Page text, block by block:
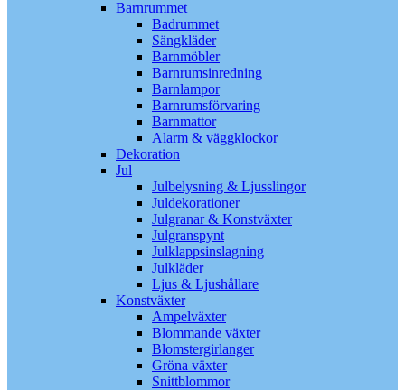
Barnrummet
Badrummet
Sängkläder
Barnmöbler
Barnrumsinredning
Barnlampor
Barnrumsförvaring
Barnmattor
Alarm & väggklockor
Dekoration
Jul
Julbelysning & Ljusslingor
Juldekorationer
Julgranar & Konstväxter
Julgranspynt
Julklappsinslagning
Julkläder
Ljus & Ljushållare
Konstväxter
Ampelväxter
Blommande växter
Blomstergirlanger
Gröna växter
Snittblommor